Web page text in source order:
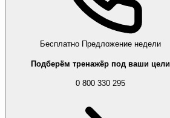
Бесплатно Предложение недели
Подберём тренажёр под ваши цели
0 800 330 295